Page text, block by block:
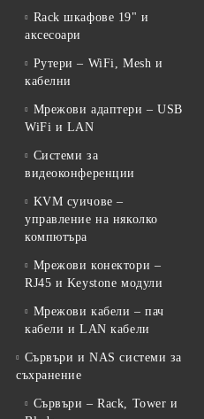
Rack шкафове 19" и
аксесоари
Рутери – WiFi, Mesh и
кабелни
Мрежови адаптери – USB
WiFi и LAN
Системи за
видеоконференции
KVM суичове –
управление на няколко
компютъра
Мрежови конектори –
RJ45 и Keystone модули
Мрежови кабели – пач
кабели и LAN кабели
Сървъри и NAS системи за
съхранение
Сървъри – Rack, Tower и